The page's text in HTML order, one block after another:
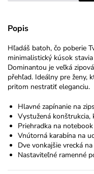
Popis
Hľadáš batoh, čo poberie
minimalistický kúsok
Dominantou je veľká
přehľad. Ideálny pre ženy,
pritom nestratiť eleganciu.
Hlavné zapínanie na zips
Vystužená konštrukcia,
Priehradka na notebook
Vnútorná karabína na
Dve vonkajšie vrecká na
Nastaviteľné ramenné